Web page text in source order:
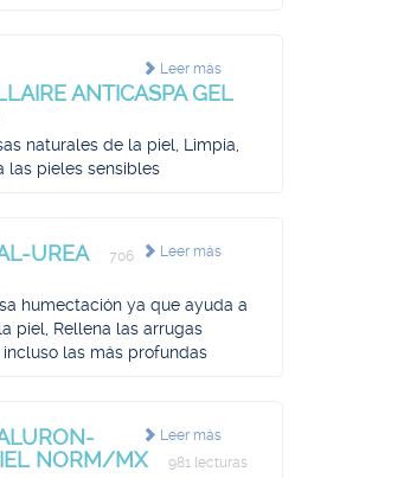
Leer más
ANTICASPA GEL
naturales de la piel, Limpia,
las pieles sensibles
Leer más
UREA
706
humectación ya que ayuda a
piel, Rellena las arrugas
las más profundas
Leer más
NORM/MX
981 lecturas